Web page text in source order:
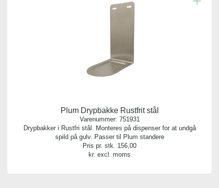
Plum Drypbakke Rustfrit stål
Varenummer: 751931
Drypbakker i Rustfri stål. Monteres på dispenser for at undgå
spild på gulv. Passer til Plum standere
Pris pr. stk. 156,00
kr. excl. moms